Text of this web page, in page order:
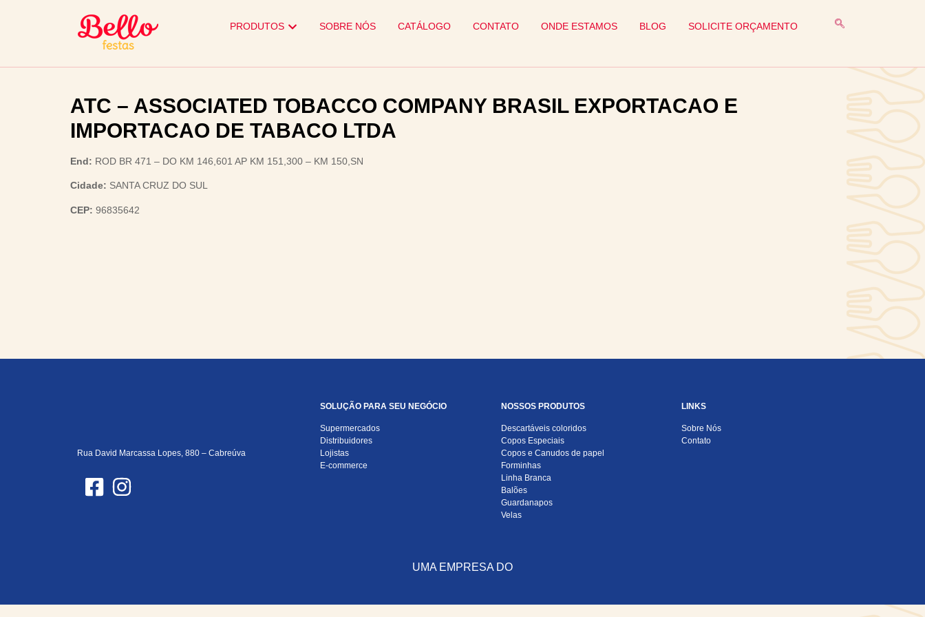
PRODUTOS SOBRE NÓS CATÁLOGO CONTATO ONDE ESTAMOS BLOG SOLICITE ORÇAMENTO
ATC – ASSOCIATED TOBACCO COMPANY BRASIL EXPORTACAO E
IMPORTACAO DE TABACO LTDA
End: ROD BR 471 – DO KM 146,601 AP KM 151,300 – KM 150,SN
Cidade: SANTA CRUZ DO SUL
CEP: 96835642
Rua David Marcassa Lopes, 880 – Cabreúva
SOLUÇÃO PARA SEU NEGÓCIO
Supermercados
Distribuidores
Lojistas
E-commerce
NOSSOS PRODUTOS
Descartáveis coloridos
Copos Especiais
Copos e Canudos de papel
Forminhas
Linha Branca
Balões
Guardanapos
Velas
LINKS
Sobre Nós
Contato
UMA EMPRESA DO